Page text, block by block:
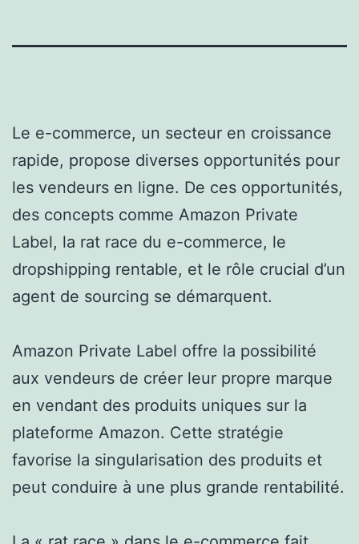
Le e-commerce, un secteur en croissance
rapide, propose diverses opportunités pour
les vendeurs en ligne. De ces opportunités,
des concepts comme Amazon Private
Label, la rat race du e-commerce, le
dropshipping rentable, et le rôle crucial d’un
agent de sourcing se démarquent.
Amazon Private Label offre la possibilité
aux vendeurs de créer leur propre marque
en vendant des produits uniques sur la
plateforme Amazon. Cette stratégie
favorise la singularisation des produits et
peut conduire à une plus grande rentabilité.